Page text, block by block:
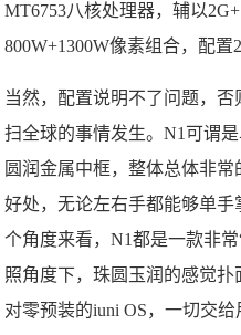
MT6753八核处理器，辅以
800W+1300W像素组合，配置
当然，配置说明不了问题，否
扫全球的事情发生。N1可谓
圆润金属中框，整体总体非
好处，无论左右手都能够单
个角度来看，N1都是一款非
照角度下，珠圆玉润的感觉
对零预装的iuni OS，一切交